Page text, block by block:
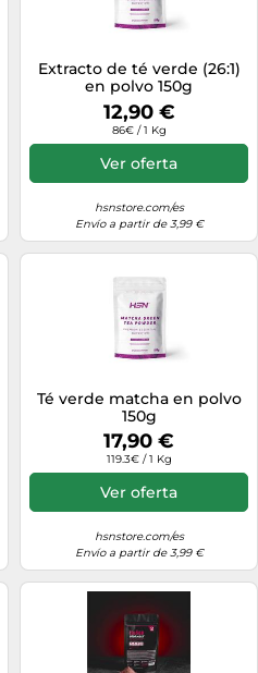
Extracto de té verde (26:1)
en polvo 150g
12,90 €
86€ / 1 Kg
Ver oferta
hsnstore.com/es
Envío a partir de 3,99 €
Té verde matcha en polvo
150g
17,90 €
119.3€ / 1 Kg
Ver oferta
hsnstore.com/es
Envío a partir de 3,99 €